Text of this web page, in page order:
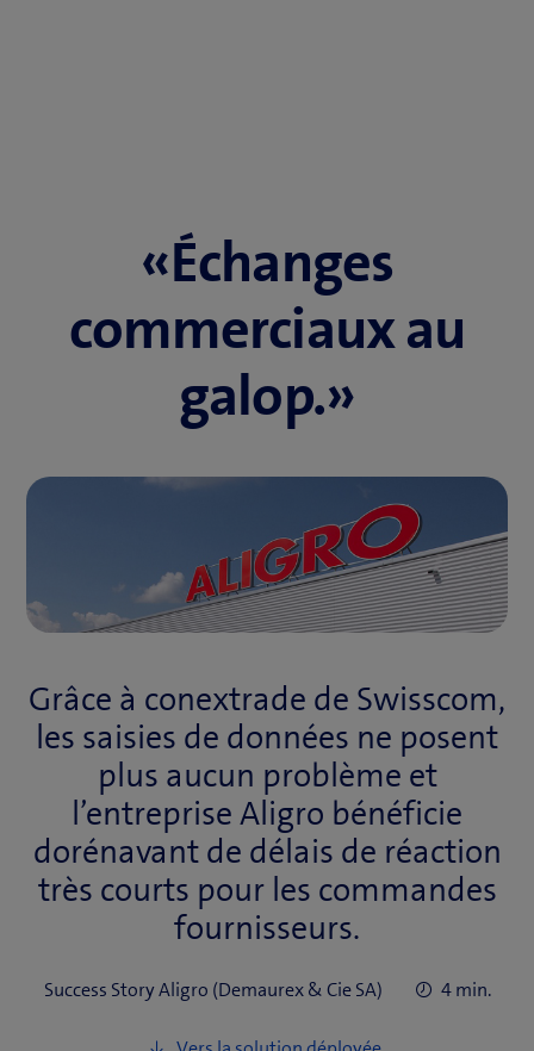
«Échanges
commerciaux au
galop.»
Grâce à conextrade de Swisscom,
les saisies de données ne posent
plus aucun problème et
l’entreprise Aligro bénéficie
dorénavant de délais de réaction
très courts pour les commandes
fournisseurs.
Success Story Aligro (Demaurex & Cie SA) 4 min.